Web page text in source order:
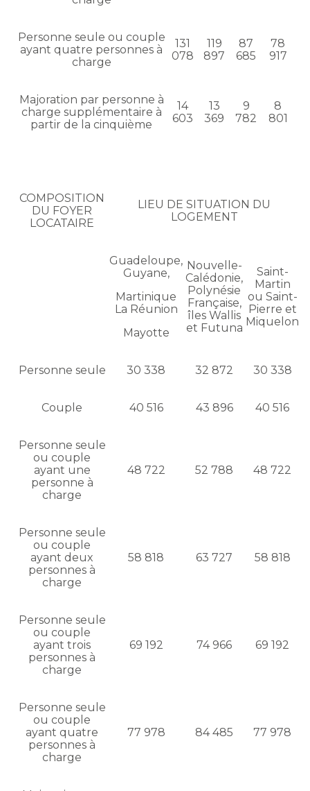
Personne seule ou couple
ayant quatre personnes à
charge
131
078
119
897
87
685
78
917
Majoration par personne à
charge supplémentaire à
partir de la cinquième
14
603
13
369
9
782
8
801
COMPOSITION
DU FOYER
LOCATAIRE
LIEU DE SITUATION DU
LOGEMENT
Guadeloupe,
Guyane,
Martinique
La Réunion
Mayotte
Nouvelle-
Calédonie,
Polynésie
Française,
îles Wallis
et Futuna
Saint-
Martin
ou Saint-
Pierre et
Miquelon
Personne seule 30 338 32 872 30 338
Couple 40 516 43 896 40 516
Personne seule
ou couple
ayant une
personne à
charge
48 722 52 788 48 722
Personne seule
ou couple
ayant deux
personnes à
charge
58 818 63 727 58 818
Personne seule
ou couple
ayant trois
personnes à
charge
69 192 74 966 69 192
Personne seule
ou couple
ayant quatre
personnes à
charge
77 978 84 485 77 978